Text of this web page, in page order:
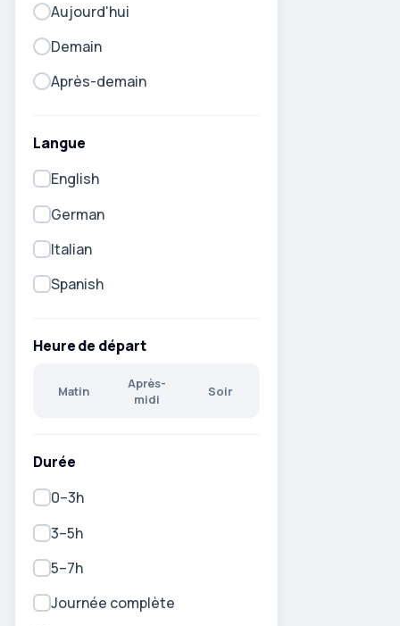
Aujourd'hui
Demain
Après-demain
Langue
English
German
Italian
Spanish
Heure de départ
Matin
Après-
midi
Soir
Durée
0–3h
3–5h
5–7h
Journée complète